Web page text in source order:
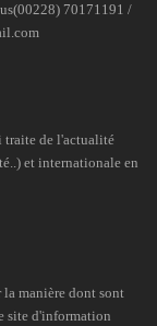
70171191 /
traite de l'actualité
et internationale en
manière dont sont
site d'information